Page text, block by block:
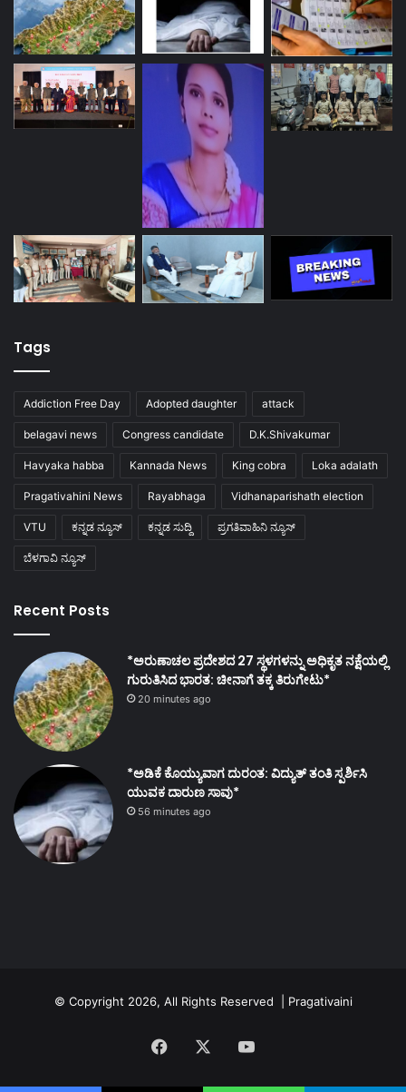
Tags
Addiction Free Day Adopted daughter attack
belagavi news Congress candidate D.K.Shivakumar
Havyaka habba Kannada News King cobra Loka adalath
Pragativahini News Rayabhaga Vidhanaparishath election
VTU ಕನ್ನಡ ನ್ಯೂಸ್ ಕನ್ನಡ ಸುದ್ದಿ ಪ್ರಗತಿವಾಹಿನಿ ನ್ಯೂಸ್
ಬೆಳಗಾವಿ ನ್ಯೂಸ್
Recent Posts
*ಅರುಣಾಚಲ ಪ್ರದೇಶದ 27 ಸ್ಥಳಗಳನ್ನು ಅಧಿಕೃತ ನಕ್ಷೆಯಲ್ಲಿ
ಗುರುತಿಸಿದ ಭಾರತ: ಚೀನಾಗೆ ತಕ್ಕ ತಿರುಗೇಟು*
20 minutes ago
*ಅಡಿಕೆ ಕೊಯ್ಯುವಾಗ ದುರಂತ: ವಿದ್ಯುತ್ ತಂತಿ ಸ್ಪರ್ಶಿಸಿ
ಯುವಕ ದಾರುಣ ಸಾವು*
56 minutes ago
© Copyright 2026, All Rights Reserved | Pragativaini
Facebook